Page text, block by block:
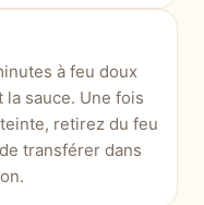
à feu doux
sauce. Une fois
retirez du feu
transférer dans